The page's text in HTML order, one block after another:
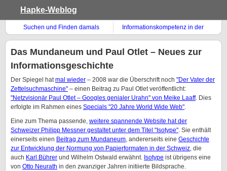
Hapke-Weblog
Suchen und Finden damals
Informationskompetenz in der
Chemie
Das Mundaneum und Paul Otlet – Neues zur
Informationsgeschichte
Der Spiegel hatmal wieder – 2008 war die Überschrift noch "Der Vater der
Zettelsuchmaschine" – einen Beitrag zu Paul Otlet veröffentlicht:
"Netzvisionär Paul Otlet – Googles genialer Urahn" von Meike Laaff. Dies
erfolgte im Rahmen eines Specials "20 Jahre World Wide Web".
Eine zum Thema passende, weitere spannende Website hat der
Schweizer Philipp Messner gestaltet unter dem Titel "Isotype". Sie enthält
einerseits einen Beitrag zum Mundaneum, andererseits eine Geschichte
zur Entwicklung der Normung von Papierformaten in der Schweiz, die
auch Karl Bührer und Wilhelm Ostwald erwähnt. Isotype ist übrigens eine
von Otto Neurath in den zwanziger Jahren initiierte Bildsprache.